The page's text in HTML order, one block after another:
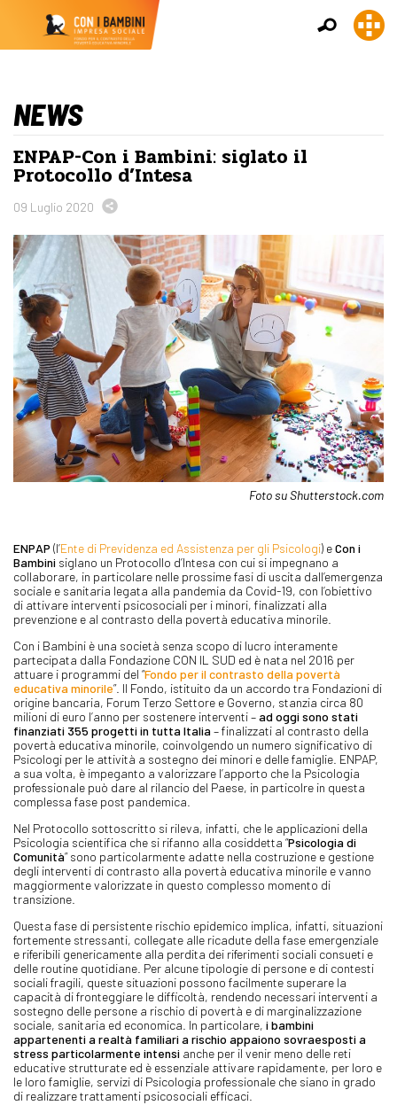
NEWS
ENPAP-Con i Bambini: siglato il
Protocollo d’Intesa
09 Luglio 2020
Foto su Shutterstock.com
ENPAP (l’Ente di Previdenza ed Assistenza per gli Psicologi) eCon i
Bambini siglano un Protocollo d’Intesa con cui si impegnano a
collaborare, in particolare nelle prossime fasi di uscita dall’emergenza
sociale e sanitaria legata alla pandemia da Covid-19, con l’obiettivo
di attivare interventi psicosociali per i minori, finalizzati alla
prevenzione e al contrasto della povertà educativa minorile.
Con i Bambini è una società senza scopo di lucro interamente
partecipata dalla Fondazione CON IL SUD ed è nata nel 2016 per
attuare i programmi del “Fondo per il contrasto della povertà
educativa minorile”. Il Fondo, istituito da un accordo tra Fondazioni di
origine bancaria, Forum Terzo Settore e Governo, stanzia circa 80
milioni di euro l’anno per sostenere interventi –ad oggi sono stati
finanziati 355 progetti in tutta Italia – finalizzati al contrasto della
povertà educativa minorile, coinvolgendo un numero significativo di
Psicologi per le attività a sostegno dei minori e delle famiglie. ENPAP,
a sua volta, è impeganto a valorizzare l’apporto che la Psicologia
professionale può dare al rilancio del Paese, in particolre in questa
complessa fase post pandemica.
Nel Protocollo sottoscritto si rileva, infatti, che le applicazioni della
Psicologia scientifica che si rifanno alla cosiddetta “Psicologia di
Comunità” sono particolarmente adatte nella costruzione e gestione
degli interventi di contrasto alla povertà educativa minorile e vanno
maggiormente valorizzate in questo complesso momento di
transizione.
Questa fase di persistente rischio epidemico implica, infatti, situazioni
fortemente stressanti, collegate alle ricadute della fase emergenziale
e riferibili genericamente alla perdita dei riferimenti sociali consueti e
delle routine quotidiane. Per alcune tipologie di persone e di contesti
sociali fragili, queste situazioni possono facilmente superare la
capacità di fronteggiare le difficoltà, rendendo necessari interventi a
sostegno delle persone a rischio di povertà e di marginalizzazione
sociale, sanitaria ed economica. In particolare, i bambini
appartenenti a realtà familiari a rischio appaiono sovraesposti a
stress particolarmente intensi anche per il venir meno delle reti
educative strutturate ed è essenziale attivare rapidamente, per loro e
le loro famiglie, servizi di Psicologia professionale che siano in grado
di realizzare trattamenti psicosociali efficaci.